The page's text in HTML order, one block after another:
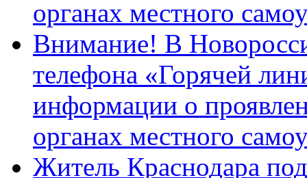
органах местного
Внимание! В
телефона «Горячей
информации о
органах местного
Житель Краснодара